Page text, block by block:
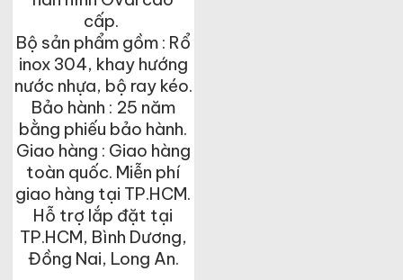
cấp.
Bộ sản phẩm gồm : Rổ
inox 304, khay hướng
nước nhựa, bộ ray kéo.
Bảo hành : 25 năm
bằng phiếu bảo hành.
Giao hàng : Giao hàng
toàn quốc. Miễn phí
giao hàng tại TP.HCM.
Hỗ trợ lắp đặt tại
TP.HCM, Bình Dương,
Đồng Nai, Long An.